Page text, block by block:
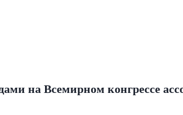
на Всемирном конгрессе